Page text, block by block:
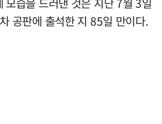
공판에 출석한 지 85일 만이다.